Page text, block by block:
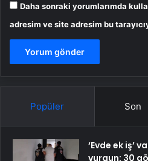
Daha sonraki yorumlarımda
adresim ve site adresim bu
Popüler Son
‘Evde ek iş’
vurgun: 30